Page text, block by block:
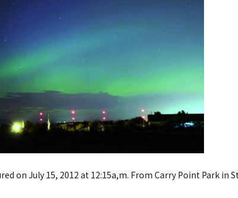
on July 15, 2012 at 12:15a,m. From Carry Point Park in